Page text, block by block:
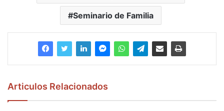
Seminario de Familia
Articulos Relacionados